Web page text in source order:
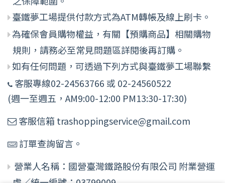
臺鐵夢工場提供付款方式為ATM轉帳及線上刷卡。
為確保會員購物權益，有關【預購商品】相關購物
規則，請務必至常見問題區詳閱後再訂購。
如有任何問題，可透過下列方式與臺鐵夢工場聯繫
客服專線02-24563766 或 02-24560522
(週一至週五，AM9:00-12:00 PM13:30-17:30)
客服信箱 trashoppingservice@gmail.com
訂單查詢留言。
營業人名稱：國營臺灣鐵路股份有限公司 附業營運